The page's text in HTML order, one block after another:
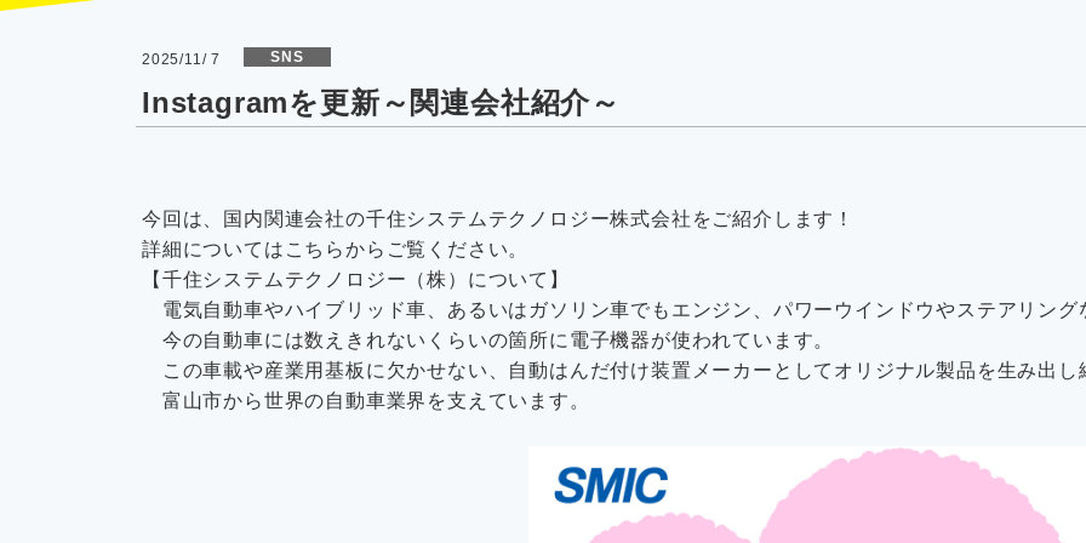
2025/11/ 7 SNS
Instagramを更新～関連会社紹介～
今回は、国内関連会社の千住システムテクノロジー株式会社をご紹介します！
詳細については こちらからご覧ください。
【千住システムテクノロジー（株）について】
電気自動車やハイブリッド車、あるいはガソリン車でもエンジン、パワーウインドウやステアリング
今の自動車には数えきれないくらいの箇所に電子機器が使われています。
この車載や産業用基板に欠かせない、自動はんだ付け装置メーカーとしてオリジナル製品を生み出し
富山市から世界の自動車業界を支えています。